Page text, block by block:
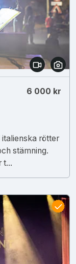
6 000 kr
italienska rötter
stämning.
t...